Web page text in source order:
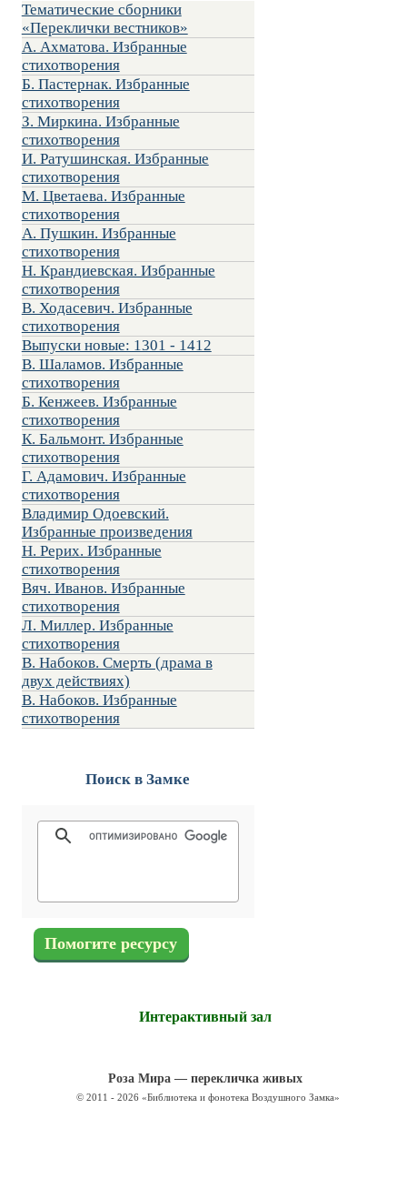
Тематические сборники
«Переклички вестников»
А. Ахматова. Избранные
стихотворения
Б. Пастернак. Избранные
стихотворения
З. Миркина. Избранные
стихотворения
И. Ратушинская. Избранные
стихотворения
М. Цветаева. Избранные
стихотворения
А. Пушкин. Избранные
стихотворения
Н. Крандиевская. Избранные
стихотворения
В. Ходасевич. Избранные
стихотворения
Выпуски новые: 1301 - 1412
В. Шаламов. Избранные
стихотворения
Б. Кенжеев. Избранные
стихотворения
К. Бальмонт. Избранные
стихотворения
Г. Адамович. Избранные
стихотворения
Владимир Одоевский.
Избранные произведения
Н. Рерих. Избранные
стихотворения
Вяч. Иванов. Избранные
стихотворения
Л. Миллер. Избранные
стихотворения
В. Набоков. Смерть (драма в
двух действиях)
В. Набоков. Избранные
стихотворения
Поиск в Замке
© 2011 - 2026 «Библиотека и фонотека Воздушного Замка»
Интерактивный зал
Роза Мира — перекличка живых
Помогите ресурсу